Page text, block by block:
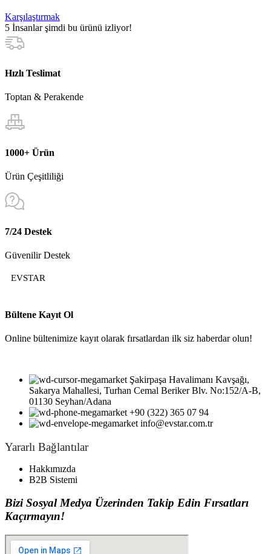
Karşılaştırmak
5 İnsanlar şimdi bu ürünü izliyor!
Hızlı Teslimat
Toptan & Perakende
1000+ Ürün
Ürün Çeşitliliği
7/24 Destek
Güvenilir Destek
EVSTAR
Bültene Kayıt Ol
Online bültenimize kayıt olarak fırsatlardan ilk siz haberdar olun!
Şakirpaşa Havalimanı Kavşağı,
Sakarya Mahallesi, Turhan Cemal Beriker Blv. No:152/A-B,
01130 Seyhan/Adana
+90 (322) 365 07 94
info@evstar.com.tr
Yararlı Bağlantılar
Hakkımızda
B2B Sistemi
Bizi Sosyal Medya Üzerinden Takip Edin Fırsatları
Kaçırmayın!